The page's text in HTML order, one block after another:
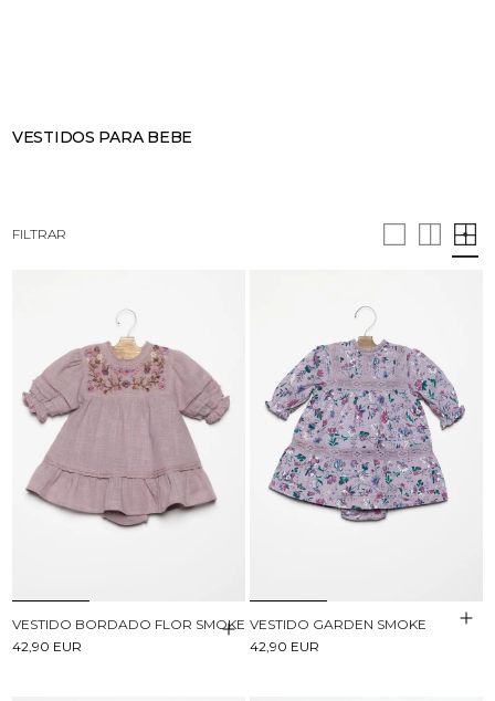
VESTIDOS PARA BEBE
FILTRAR
VESTIDO BORDADO FLOR SMOKE
42,90 EUR
VESTIDO GARDEN SMOKE
42,90 EUR